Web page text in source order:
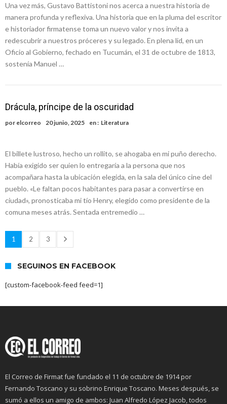
Una vez más, Gustavo Battistoni nos acerca a nuestra historia de
manera profunda y reflexiva. Una historia que en la pluma del escritor
e historiador firmatense toma un nuevo valor y nos invita a
redescubrir a nuestros próceres y su legado. En plena lid, en un
Oficio al Gobierno, fechado en Tucumán, el 31 de octubre de 1813,
sostenía Manuel …
Drácula, príncipe de la oscuridad
por elcorreo 20 junio, 2025 en : Literatura
El billete lustroso, hecho un rollito, se ahogaba en mi puño derecho.
Había exigido ser quien lo entregaría a la persona que nos
acompañara hasta la ubicación elegida, en la sala del único cine del
pueblo. «Le faltan pocos habitantes para pasar a convertirse en
ciudad», pronosticaba mi tío Henry, elegido como presidente de la
comuna meses atrás. Sentada entremedio …
1 2 3
SEGUINOS EN FACEBOOK
[custom-facebook-feed feed=1]
El Correo de Firmat fue fundado el 11 de octubre de 1914 por
Fernando Toscano y su sobrino Enrique Toscano. Meses después, se
sumó a ellos un amigo de ambos: Juan Alfredo López Jacob, todos